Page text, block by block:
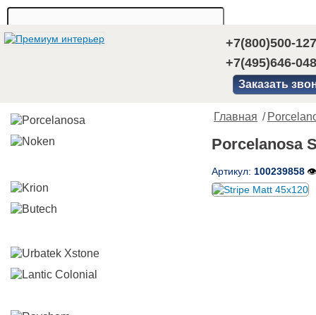
+7(800)500-
+7(495)646-
Заказать
Главная /
Porcelanosa
Артикул: 100239858 👁